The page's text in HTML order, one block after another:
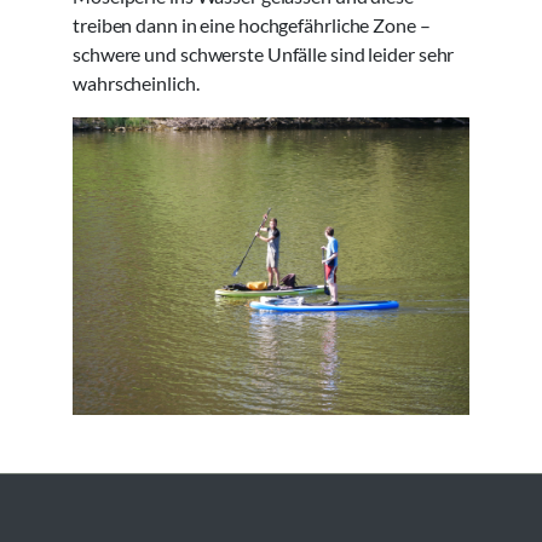
treiben dann in eine hochgefährliche Zone –
schwere und schwerste Unfälle sind leider sehr
wahrscheinlich.